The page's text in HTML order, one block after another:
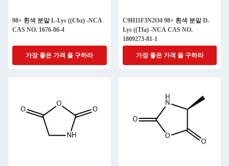
98+ 흰색 분말 L-Lys ((Cbz) -NCA
CAS NO. 1676-86-4
가장 좋은 가격 을 구하라
C9H11F3N2O4 98+ 흰색 분말 D-
Lys ((Tfa) -NCA CAS NO.
1809273-81-1
가장 좋은 가격 을 구하라